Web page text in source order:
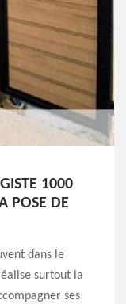
1000
POSE DE
dans le
surtout la
ses